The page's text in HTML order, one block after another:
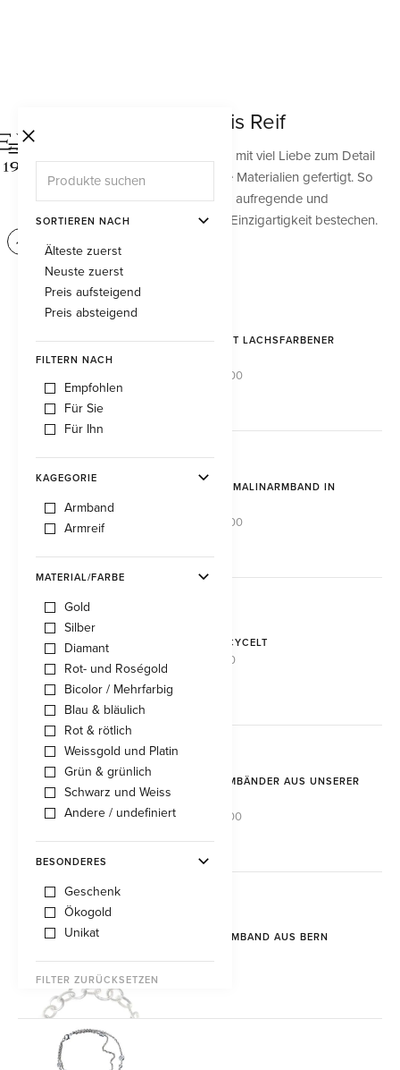
SORTIEREN NACH
Älteste zuerst
Neuste zuerst
Preis aufsteigend
Preis absteigend
FILTERN NACH
Empfohlen
Für Sie
Für Ihn
KAGEGORIE
Armband
Armreif
MATERIAL/FARBE
Gold
Silber
Diamant
Rot- und Roségold
Bicolor / Mehrfarbig
Blau & bläulich
Rot & rötlich
Weissgold und Platin
Grün & grünlich
Schwarz und Weiss
Andere / undefiniert
BESONDERES
Geschenk
Ökogold
Unikat
FILTER ZURÜCKSETZEN
Bracelets - von Band bis Reif
Unsere Bracelet-Kollektionen werden mit viel Liebe zum Detail
und mit grosser Leidenschaft für edle Materialien gefertigt. So
entstehen in unserem Schmuckatelier aufregende und
raffinierte Armbänder, die durch ihre Einzigartigkeit bestechen.
ARMBAND MIT LACHSFARBENER
CHF 39'900.00
GRÜNES TURMALINARMBAND IN
CHF 48'800.00
ARMREIF RECYCELT
CHF 7'860.00
SOMMER-ARMBÄNDER AUS UNSERER
BIJOUTERIE
ab CHF 980.00
BARETTLI ARMBAND AUS BERN